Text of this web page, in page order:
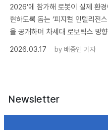
2026’에 참가해 로봇이 실제 환
현하도록 돕는 ‘피지컬 인텔리
을 공개하며 차세대 로보틱스 방
2026.03.17
by 배종인 기자
Newsletter